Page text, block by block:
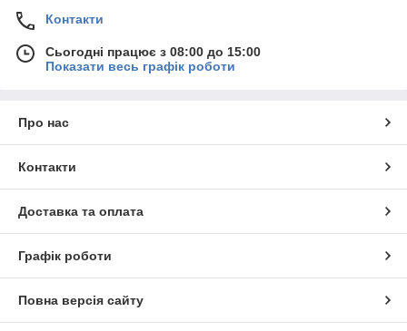
Контакти
Сьогодні працює з 08:00 до 15:00
Показати весь графік роботи
Про нас
Контакти
Доставка та оплата
Графік роботи
Повна версія сайту